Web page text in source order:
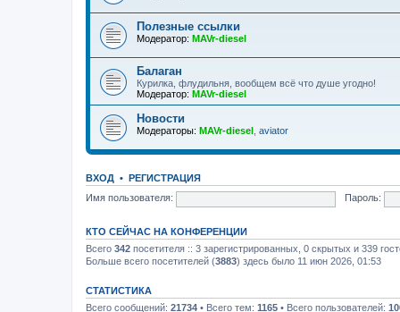
Полезные ссылки
Модератор: MAVr-diesel
Балаган
Курилка, флудильня, вообщем всё что душе угодно!
Модератор: MAVr-diesel
Новости
Модераторы: MAVr-diesel aviator
ВХОД • РЕГИСТРАЦИЯ
Имя пользователя:
Пароль:
КТО СЕЙЧАС НА КОНФЕРЕНЦИИ
Всего 342 посетителя :: 3 зарегистрированных, 0 скрытых и 339
Больше всего посетителей (3883) здесь было 11 июн 2026, 01:53
СТАТИСТИКА
Всего сообщений: 21734 • Всего тем: 1165 • Всего пользователей: